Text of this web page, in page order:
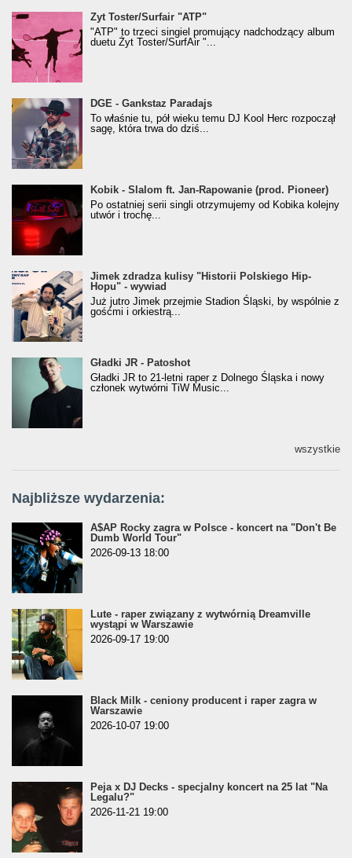
Żyt Toster/SurfAir - ATP VIDEO
Żyt Toster/Surfair "ATP"
"ATP" to trzeci singiel promujący nadchodzący album
duetu Żyt Toster/SurfAir "...
donGURALesko z nagrodą za
Klasyczny/Trueschoolowy Album Roku
(Popkillery 2023)
DGE - Gankstaz Paradajs
To właśnie tu, pół wieku temu DJ Kool Herc rozpoczął
sagę, która trwa do dziś...
Kobik - Slalom ft. Jan-Rapowanie (prod. Pioneer)
[Official Music Visualiser]
Kobik - Slalom ft. Jan-Rapowanie (prod. Pioneer)
Po ostatniej serii singli otrzymujemy od Kobika kolejny
utwór i trochę...
Jimek zdradza kulisy "Historii Polskiego Hip-
Hopu" - wywiad
Jimek zdradza kulisy "Historii Polskiego Hip-
Hopu" - wywiad
Już jutro Jimek przejmie Stadion Śląski, by wspólnie z
gośćmi i orkiestrą...
Gładki JR - Patoshot
Gładki JR - Patoshot
Gładki JR to 21-letni raper z Dolnego Śląska i nowy
członek wytwórni TiW Music...
wszystkie
Najbliższe wydarzenia:
A$AP Rocky zagra w Polsce - koncert na "Don't Be
Dumb World Tour"
2026-09-13 18:00
Lute - raper związany z wytwórnią Dreamville
wystąpi w Warszawie
2026-09-17 19:00
Black Milk - ceniony producent i raper zagra w
Warszawie
2026-10-07 19:00
Peja x DJ Decks - specjalny koncert na 25 lat "Na
Legalu?"
2026-11-21 19:00